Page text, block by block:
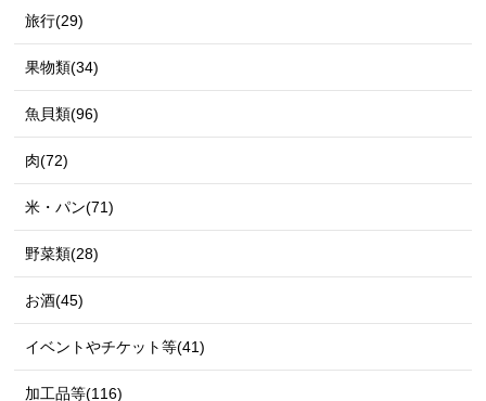
旅行(29)
果物類(34)
魚貝類(96)
肉(72)
米・パン(71)
野菜類(28)
お酒(45)
イベントやチケット等(41)
加工品等(116)